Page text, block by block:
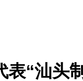
表“汕头